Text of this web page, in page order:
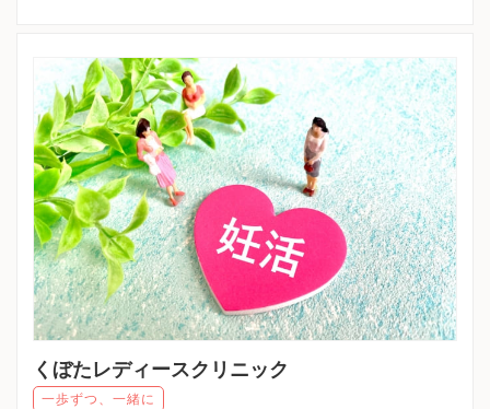
※詳細はクリニックHPを確認、または直接お問い合わせくださ
くぼたレディースクリニック
一歩ずつ、一緒に